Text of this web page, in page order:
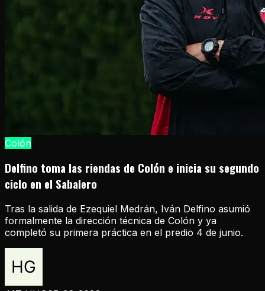
Colón
Delfino toma las riendas de Colón e inicia su segundo
ciclo en el Sabalero
Tras la salida de Ezequiel Medrán, Iván Delfino asumió
formalmente la dirección técnica de Colón y ya
completó su primera práctica en el predio 4 de junio.